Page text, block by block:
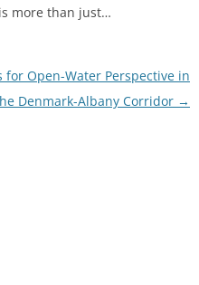
more than just…
for Open-Water Perspective in
Denmark-Albany Corridor →